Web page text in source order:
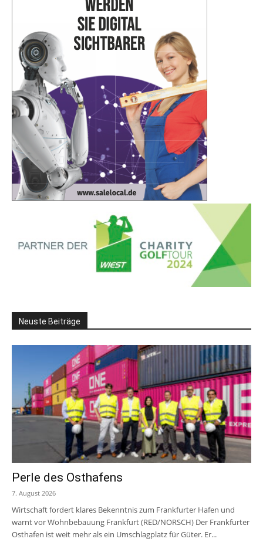
Neuste Beiträge
Perle des Osthafens
7. August 2026
Wirtschaft fordert klares Bekenntnis zum Frankfurter Hafen und
warnt vor Wohnbebauung Frankfurt (RED/NORSCH) Der Frankfurter
Osthafen ist weit mehr als ein Umschlagplatz für Güter. Er...